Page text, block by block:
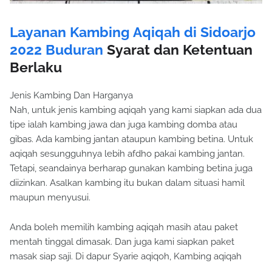
Layanan Kambing Aqiqah di Sidoarjo
2022 Buduran Syarat dan Ketentuan
Berlaku
Jenis Kambing Dan Harganya
Nah, untuk jenis kambing aqiqah yang kami siapkan ada dua
tipe ialah kambing jawa dan juga kambing domba atau
gibas. Ada kambing jantan ataupun kambing betina. Untuk
aqiqah sesungguhnya lebih afdho pakai kambing jantan.
Tetapi, seandainya berharap gunakan kambing betina juga
diizinkan. Asalkan kambing itu bukan dalam situasi hamil
maupun menyusui.
Anda boleh memilih kambing aqiqah masih atau paket
mentah tinggal dimasak. Dan juga kami siapkan paket
masak siap saji. Di dapur Syarie aqiqoh, Kambing aqiqah